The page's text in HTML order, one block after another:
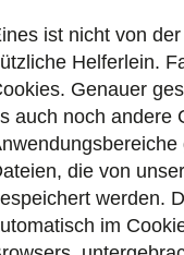
ist nicht von
Helferlein.
Genauer
auch noch andere
die von
werden.
im